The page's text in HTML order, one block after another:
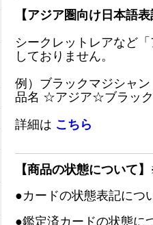
【アジア圏向け日本語
シークレットレアなど
しておりません。
例）ブラックマジシャ
品名 ☆アジア☆ブラック
詳細は こちら
【商品の状態について】
●カードの状態表記につ
●鑑定済カードの状態に